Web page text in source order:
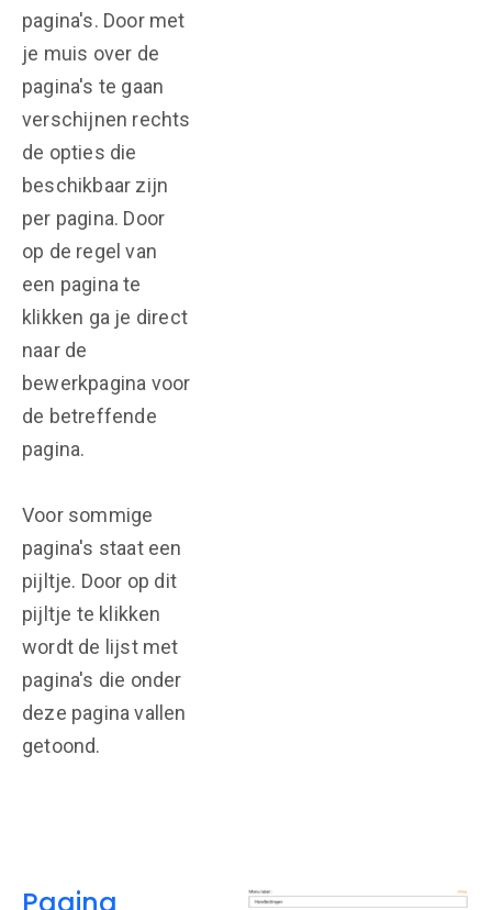
pagina's. Door met
je muis over de
pagina's te gaan
verschijnen rechts
de opties die
beschikbaar zijn
per pagina. Door
op de regel van
een pagina te
klikken ga je direct
naar de
bewerkpagina voor
de betreffende
pagina.
Voor sommige
pagina's staat een
pijltje. Door op dit
pijltje te klikken
wordt de lijst met
pagina's die onder
deze pagina vallen
getoond.